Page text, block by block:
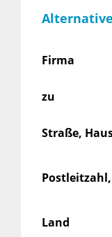
Firma
zu
Straße,
Land